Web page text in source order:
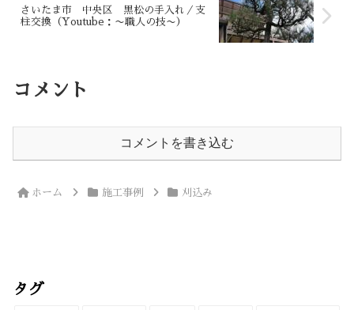
さいたま市 中央区 黒松の手入れ／支
柱交換（Youtube：〜職人の技〜）
コメント
コメントを書き込む
ホーム 施工事例 刈込み
タグ